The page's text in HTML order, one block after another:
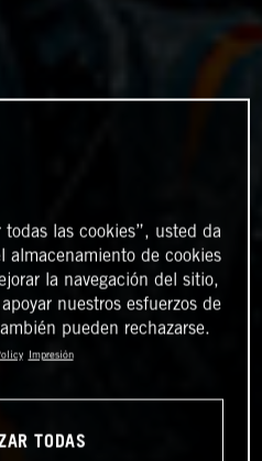
las cookies”, usted da
almacenamiento de cookies
la navegación del sitio,
nuestros esfuerzos de
pueden rechazarse.
Impresión
TODAS